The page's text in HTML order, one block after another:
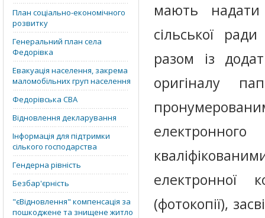
План соціально-економічного
розвитку
Генеральний план села
Федорівка
Евакуація населення, закрема
маломобільних груп населення
Федорівська СВА
Відновлення декларування
Інформація для підтримки
сілького господарства
Гендерна рівність
Безбар'єрність
"єВідновлення" компенсація за
пошкоджене та знищене житло
мають надати
сільської
разом із
оригіналу
електронної
(фотокопії),